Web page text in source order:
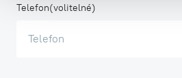
Telefon